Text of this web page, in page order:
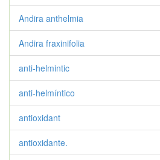
Andira anthelmia
Andira fraxinifolia
anti-helmintic
anti-helmíntico
antioxidant
antioxidante.